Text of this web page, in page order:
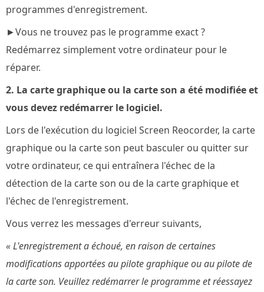
programmes d'enregistrement.
►Vous ne trouvez pas le programme exact ?
Redémarrez simplement votre ordinateur pour le
réparer.
2. La carte graphique ou la carte son a été modifiée et
vous devez redémarrer le logiciel.
Lors de l'exécution du logiciel Screen Reocorder, la carte
graphique ou la carte son peut basculer ou quitter sur
votre ordinateur, ce qui entraînera l'échec de la
détection de la carte son ou de la carte graphique et
l'échec de l'enregistrement.
Vous verrez les messages d'erreur suivants,
« L'enregistrement a échoué, en raison de certaines
modifications apportées au pilote graphique ou au pilote de
la carte son. Veuillez redémarrer le programme et réessayez